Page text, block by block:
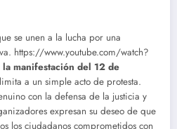
se unen a la lucha por una
https://www.youtube.com/watch?
la manifestación del 12 de
a un simple acto de protesta.
con la defensa de la justicia y
expresan su deseo de que
los ciudadanos comprometidos con